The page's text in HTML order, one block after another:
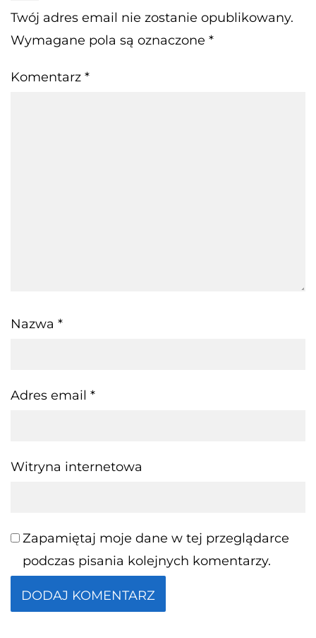
Twój adres email nie zostanie opublikowany.
Wymagane pola są oznaczone *
Komentarz *
Nazwa *
Adres email *
Witryna internetowa
Zapamiętaj moje dane w tej przeglądarce
podczas pisania kolejnych komentarzy.